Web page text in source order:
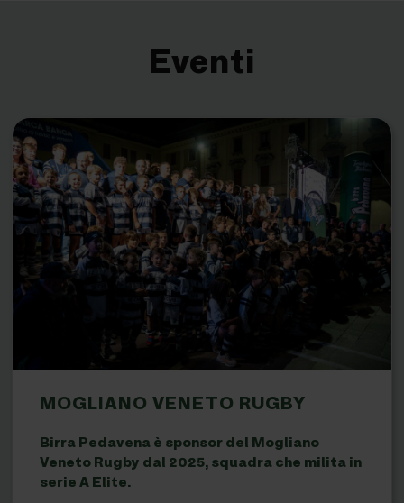
Eventi
MOGLIANO VENETO RUGBY
Birra Pedavena è sponsor del Mogliano
Veneto Rugby dal 2025, squadra che milita in
serie A Elite.